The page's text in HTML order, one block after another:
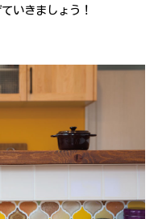
いきましょう！